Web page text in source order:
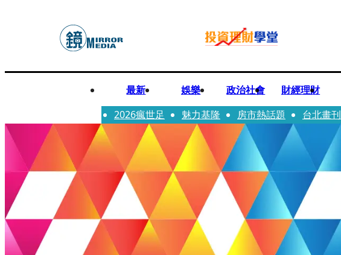
最新 娛樂 政治社會 財經理財
2026瘋世足
魅力基隆 房市熱話題 台北畫刊